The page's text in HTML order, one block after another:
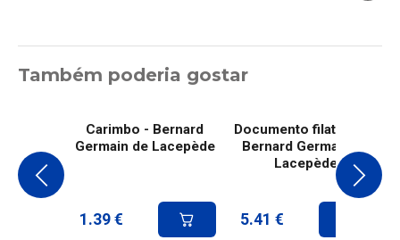
Também poderia gostar
Carimbo - Bernard
Germain de Lacepède
1.39 €
Documento filatélico -
Bernard Germain de
Lacepède
5.41 €